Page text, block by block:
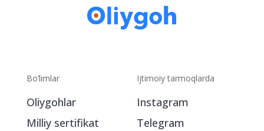
Bo‘limlar
Oliygohlar
Milliy sertifikat
Ijtimoiy tarmoqlarda
Instagram
Telegram